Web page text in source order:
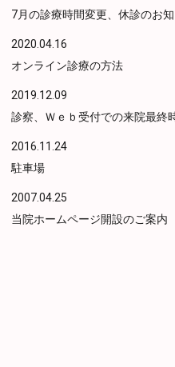
7月の診療時間変更、休診のお
2020.04.16
オンライン診療の方法
2019.12.09
診察、Ｗｅｂ受付での来院最終
2016.11.24
駐車場
2007.04.25
当院ホームページ開設のご案内